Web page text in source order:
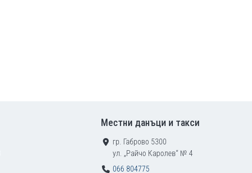
Местни данъци и такси
гр. Габрово 5300
ул. „Райчо Каролев“ № 4
066 804775